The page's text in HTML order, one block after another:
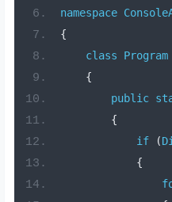
namespace
{
class
Program
{
public
{
if
(
{